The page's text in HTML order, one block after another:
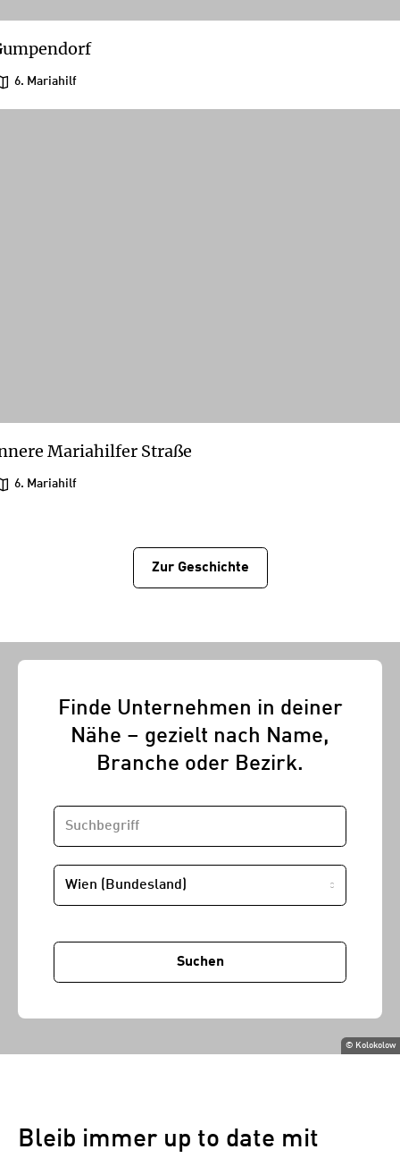
6. Mariahilf
Mariahilfer Straße
6. Mariahilf
Zur Geschichtе
© Kolokolow
Finde Unternehmen in deiner
Nähe – gezielt nach Name,
Branche oder Bezirk.
SUCHBEGRIFF
STANDORT
Suchen
Bleib immer up to date mit